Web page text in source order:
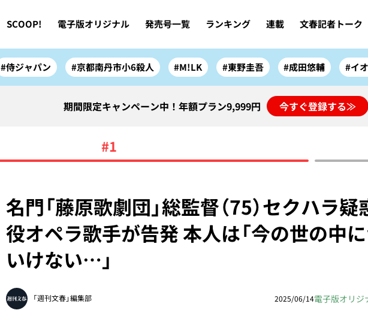
SCOOP! 電子版オリジナル 発売号一覧 ランキング 連載 文春記者トーク
#侍ジャパン #京都南丹市小6殺人 #M!LK #東野圭吾 #成田悠輔 #イ
期間限定キャンペーン中！年額プラン9,999円 今すぐ登録する≫
#1
名門「藤原歌劇団」総監督（75）セクハラ
役オペラ歌手が告発 本人は「今の世の中
いけない…」
「週刊文春」編集部 2025/06/14電子版オリジ